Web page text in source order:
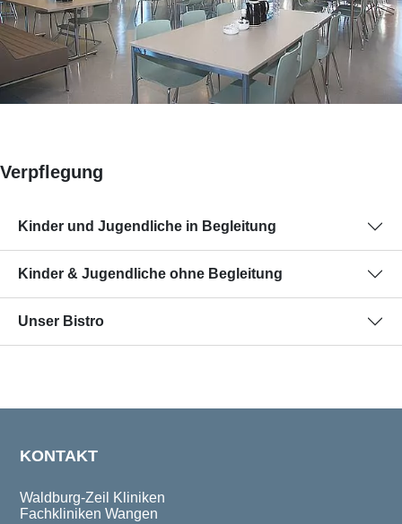
Verpflegung
Kinder und Jugendliche in Begleitung
Kinder & Jugendliche ohne Begleitung
Unser Bistro
KONTAKT
Waldburg-Zeil Kliniken
Fachkliniken Wangen